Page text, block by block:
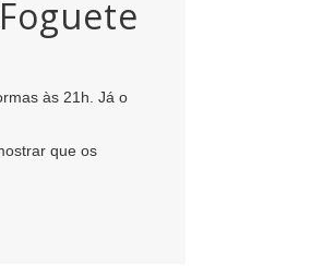
às 21h. Já o
que os